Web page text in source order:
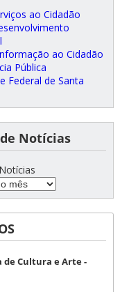
ao Cidadão
ao Cidadão
Pública
Federal de Santa
Notícias
de Cultura e Arte -